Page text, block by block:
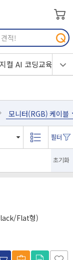
컬 AI 코딩교육
모니터(RGB) 케이블
초기화
Flat형)